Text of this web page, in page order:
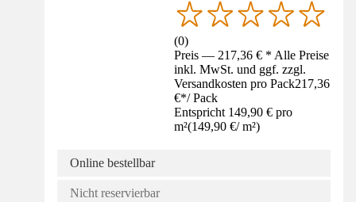
(0)
Preis — 217,36 € * Alle Preise
inkl. MwSt. und ggf. zzgl.
Versandkosten pro Pack217,36
€*/ Pack
Entspricht 149,90 € pro
m²(149,90 €/ m²)
Online bestellbar
Nicht reservierbar